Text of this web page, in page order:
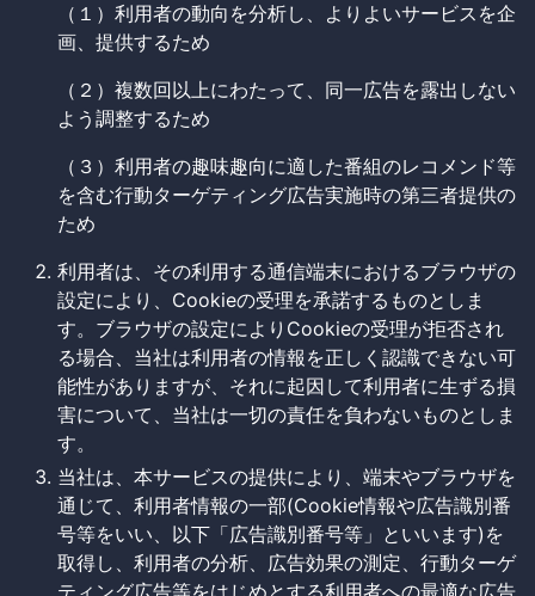
（１）利用者の動向を分析し、よりよいサービスを企
画、提供するため
（２）複数回以上にわたって、同一広告を露出しない
よう調整するため
（３）利用者の趣味趣向に適した番組のレコメンド等
を含む行動ターゲティング広告実施時の第三者提供の
ため
利用者は、その利用する通信端末におけるブラウザの
設定により、Cookieの受理を承諾するものとしま
す。ブラウザの設定によりCookieの受理が拒否され
る場合、当社は利用者の情報を正しく認識できない可
能性がありますが、それに起因して利用者に生ずる損
害について、当社は一切の責任を負わないものとしま
す。
当社は、本サービスの提供により、端末やブラウザを
通じて、利用者情報の一部(Cookie情報や広告識別番
号等をいい、以下「広告識別番号等」といいます)を
取得し、利用者の分析、広告効果の測定、行動ターゲ
ティング広告等をはじめとする利用者への最適な広告